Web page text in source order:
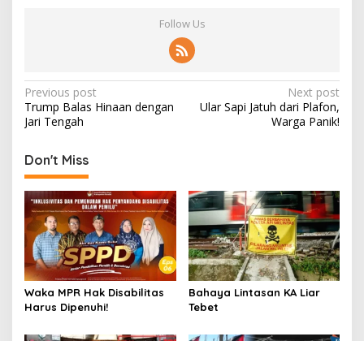
Follow Us
Post
navigation
Previous post
Trump Balas Hinaan dengan
Jari Tengah
Next post
Ular Sapi Jatuh dari Plafon,
Warga Panik!
Don't Miss
Waka MPR Hak Disabilitas
Harus Dipenuhi!
Bahaya Lintasan KA Liar
Tebet